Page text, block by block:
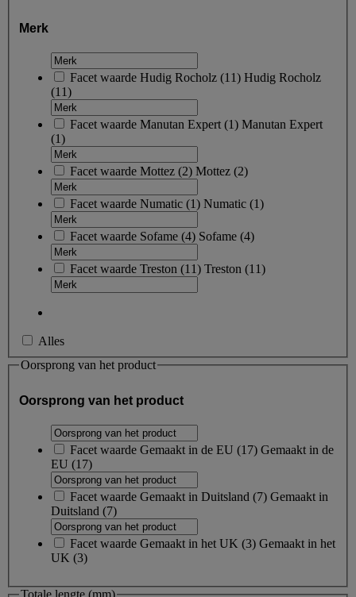
Merk
Facet waarde Hudig Rocholz (11) Hudig Rocholz
(11)
Facet waarde Manutan Expert (1) Manutan Expert
(1)
Facet waarde Mottez (2) Mottez (2)
Facet waarde Numatic (1) Numatic (1)
Facet waarde Sofame (4) Sofame (4)
Facet waarde Treston (11) Treston (11)
Alles
Oorsprong van het product
Oorsprong van het product
Facet waarde Gemaakt in de EU (17) Gemaakt in de
EU (17)
Facet waarde Gemaakt in Duitsland (7) Gemaakt in
Duitsland (7)
Facet waarde Gemaakt in het UK (3) Gemaakt in het
UK (3)